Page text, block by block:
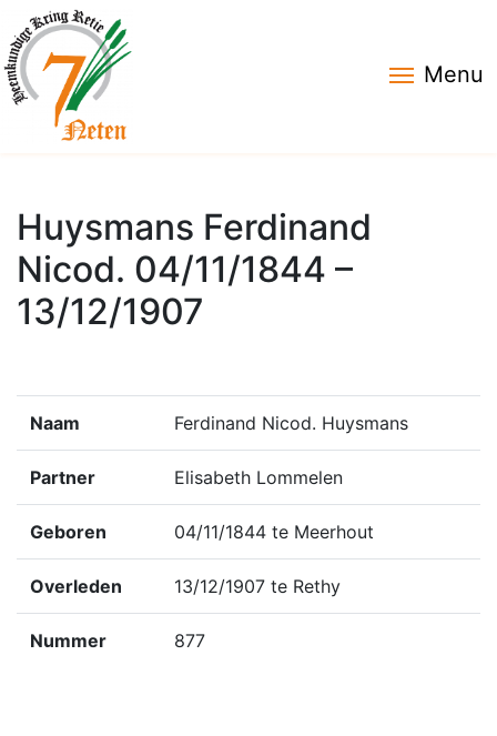
Menu
Huysmans Ferdinand
Nicod. 04/11/1844 –
13/12/1907
Naam Ferdinand Nicod. Huysmans
Partner Elisabeth Lommelen
Geboren 04/11/1844 te Meerhout
Overleden 13/12/1907 te Rethy
Nummer 877